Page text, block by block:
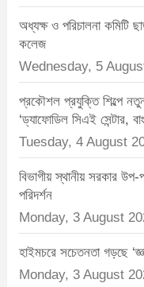
অধ্যক্ষ ও পরিচালনা কমিটি
কলেজ
Wednesday, 5
প্রকৌশল প্রযুক্তি শিল্পে
‘ড্যাফোডিল সিএই সেন্টার,
Tuesday, 4 August
বিভাগীয় স্থানীয় সরকার উপ-
পরিদর্শন
Monday, 3 August
হাইমচরে সচেতনতা গড়ছে
Monday, 3 August